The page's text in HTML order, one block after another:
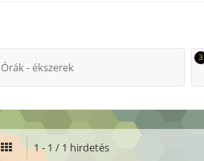
Órák - ékszerek
3
1 - 1 / 1 hirdetés